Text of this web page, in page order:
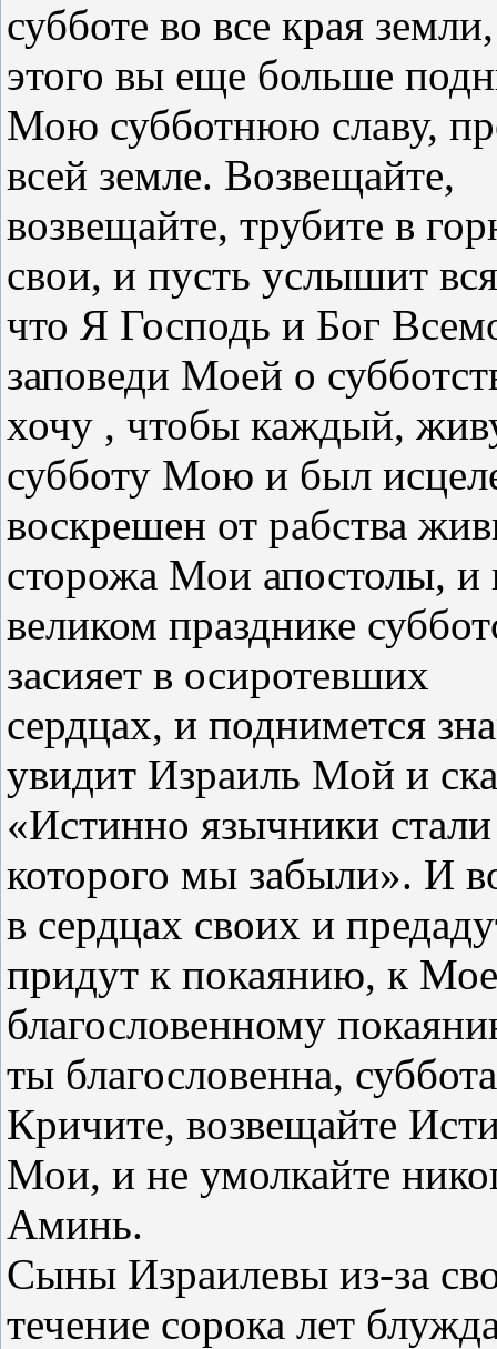
субботе во все края
этого вы еще больше
Мою субботнюю славу,
всей земле. Возвещайте,
возвещайте, трубите в
свои, и пусть услышит
что Я Господь и Бог
заповеди Моей о
хочу , чтобы каждый,
субботу Мою и был
воскрешен от рабства
сторожа Мои апостолы, и
великом празднике
засияет в осиротевших
сердцах, и поднимется
увидит Израиль Мой и
«Истинно язычники
которого мы забыли». И
в сердцах своих и
придут к покаянию, к
благословенному
ты благословенна,
Кричите, возвещайте
Мои, и не умолкайте
Аминь.
Сыны Израилевы из-за
течение сорока лет